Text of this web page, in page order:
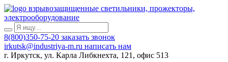
взрывозащищенные светильники, прожекторы,
электрооборудование
8(800)350-75-20 заказать звонок
irkutsk@industriya-m.ru написать нам
г. Иркутск, ул. Карла Либкнехта, 121, офис 513